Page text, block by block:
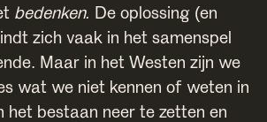
bedenken. De oplossing (en
zich vaak in het samenspel
Maar in het Westen zijn we
wat we niet kennen of weten in
het bestaan neer te zetten en